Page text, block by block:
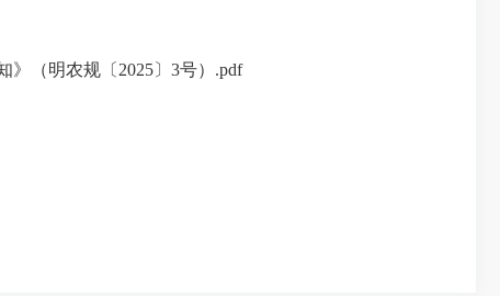
》（明农规〔2025〕3号）.pdf